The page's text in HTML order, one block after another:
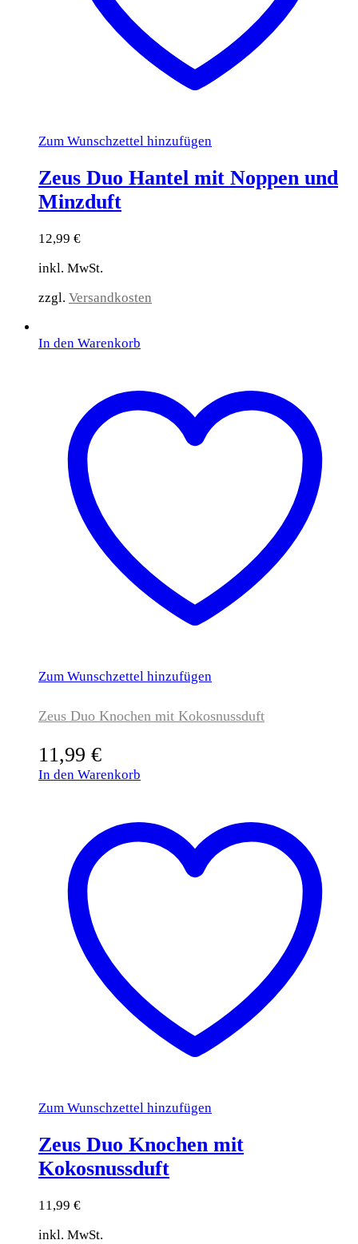
Zum Wunschzettel hinzufügen
Zeus Duo Hantel mit Noppen und
Minzduft
12,99 €
inkl. MwSt.
zzgl. Versandkosten
In den Warenkorb
Zum Wunschzettel hinzufügen
Zeus Duo Knochen mit Kokosnussduft
11,99 €
In den Warenkorb
Zum Wunschzettel hinzufügen
Zeus Duo Knochen mit
Kokosnussduft
11,99 €
inkl. MwSt.